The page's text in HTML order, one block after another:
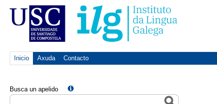
Inicio Axuda Contacto
Busca un apelido